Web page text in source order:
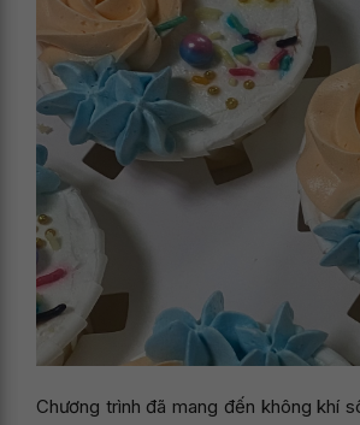
Chương trình đã mang đến không khí